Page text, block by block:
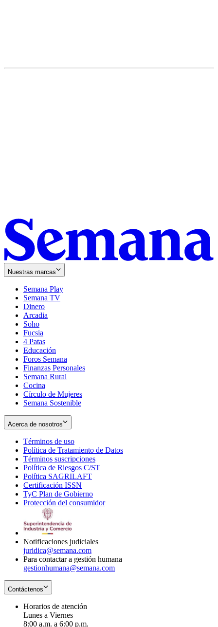
Nuestras marcas
Semana Play
Semana TV
Dinero
Arcadia
Soho
in
new
window
Fucsia
in
new
window
4 Patas
Educación
Foros Semana
Finanzas Personales
Semana Rural
Cocina
Círculo de Mujeres
Semana Sostenible
Acerca de nosotros
Términos de uso
in
new
window
Política de Tratamiento de Datos
Términos suscripciones
in
Política de Riesgos C/ST
Política SAGRILAFT
new
window
Certificación ISSN
in
new
TyC Plan de Gobierno
in
Protección del consumidorOpens
Notificaciones judiciales
juridica@semana.com
Para contactar a gestión humana
gestionhumana@semana.com
Contáctenos
Horarios de atención
Lunes a Viernes
8:00 a.m. a 6:00 p.m.